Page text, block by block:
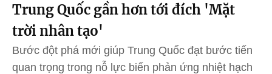
Trung Quốc gần hơn tới đích 'Mặt
trời nhân tạo'
Bước đột phá mới giúp Trung Quốc đạt bước tiến
quan trọng trong nỗ lực biến phản ứng nhiệt hạch